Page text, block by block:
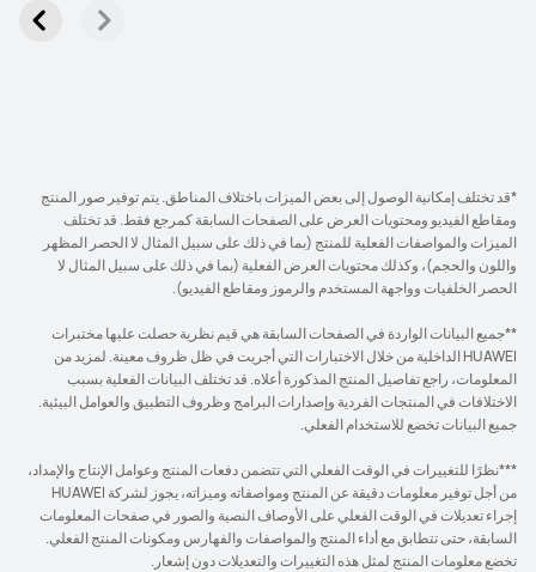
*قد تختلف إمكانية الوصول إلى بعض الميزات باختلاف المناطق. يتم توفير صور المنتج
ومقاطع الفيديو ومحتويات العرض على الصفحات السابقة كمرجع فقط. قد تختلف
الميزات والمواصفات الفعلية للمنتج (بما في ذلك على سبيل المثال لا الحصر المظهر
واللون والحجم)، وكذلك محتويات العرض الفعلية (بما في ذلك على سبيل المثال لا
الحصر الخلفيات وواجهة المستخدم والرموز ومقاطع الفيديو).
**جميع البيانات الواردة في الصفحات السابقة هي قيم نظرية حصلت عليها مختبرات
HUAWEI الداخلية من خلال الاختبارات التي أجريت في ظل ظروف معينة. لمزيد من
المعلومات، راجع تفاصيل المنتج المذكورة أعلاه. قد تختلف البيانات الفعلية بسبب
الاختلافات في المنتجات الفردية وإصدارات البرامج وظروف التطبيق والعوامل البيئية.
جميع البيانات تخضع للاستخدام الفعلي.
***نظرًا للتغييرات في الوقت الفعلي التي تتضمن دفعات المنتج وعوامل الإنتاج والإمداد،
من أجل توفير معلومات دقيقة عن المنتج ومواصفاته وميزاته، يجوز لشركة HUAWEI
إجراء تعديلات في الوقت الفعلي على الأوصاف النصية والصور في صفحات المعلومات
السابقة، حتى تتطابق مع أداء المنتج والمواصفات والفهارس ومكونات المنتج الفعلي.
تخضع معلومات المنتج لمثل هذه التغييرات والتعديلات دون إشعار.